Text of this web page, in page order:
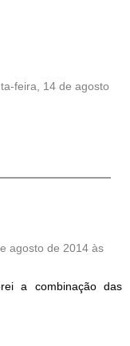
feira, 14 de agosto
agosto de 2014 às
a combinação das